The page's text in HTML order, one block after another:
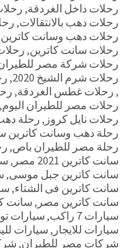
رحلات داخل الغردقة,
رحلات دهب بالانتقالات,
رحلات دهب وسانت كاترين
رحلات سانت كاترين,
رحلات شركة مصر
رحلات شرم الشيخ 2020
,
, رحلات غطس الغردقة,
رحلات مصر للطيران اليوم,
رحلات نايل كروز ,رحلة
رحلة دهب وسانت كاترين
رحلة مصر للطيران باص,
سانت كاترين 2021 مصر
,
سانت كاترين جبل موسى,
سانت كاترين فى الشتاء,
سانت كاترين مصر ,سانت
سيارات 7 راكب
, سيارات
سيارات للايجار , سيارات
شركات مصر للطيران,